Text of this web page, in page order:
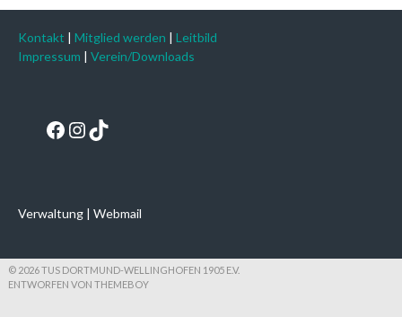
Kontakt | Mitglied werden | Leitbild
Impressum | Verein/Downloads
Facebook
Instagram
TikTok
Verwaltung | Webmail
© 2026 TUS DORTMUND-WELLINGHOFEN 1905 E.V.
ENTWORFEN VON THEMEBOY